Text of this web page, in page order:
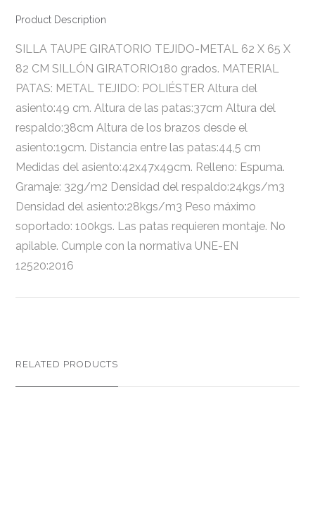
Product Description
SILLA TAUPE GIRATORIO TEJIDO-METAL 62 X 65 X
82 CM SILLÓN GIRATORIO180 grados. MATERIAL
PATAS: METAL TEJIDO: POLIÉSTER Altura del
asiento:49 cm. Altura de las patas:37cm Altura del
respaldo:38cm Altura de los brazos desde el
asiento:19cm. Distancia entre las patas:44,5 cm
Medidas del asiento:42x47x49cm. Relleno: Espuma.
Gramaje: 32g/m2 Densidad del respaldo:24kgs/m3
Densidad del asiento:28kgs/m3 Peso máximo
soportado: 100kgs. Las patas requieren montaje. No
apilable. Cumple con la normativa UNE-EN
12520:2016
RELATED PRODUCTS